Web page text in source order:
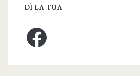
DÌ LA TUA
Facebook